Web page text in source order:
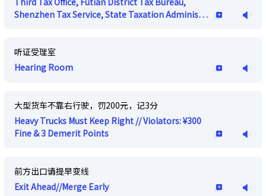
Shenzhen Tax Service, State Taxation Adminis…
听证受理室
Hearing Room
大型货车不靠右行驶，罚200元，记3分
Heavy Trucks Must Keep Right // Violators: ¥300
Fine & 3 Demerit Points
前方出口请提早变线
Exit Ahead//Merge Early